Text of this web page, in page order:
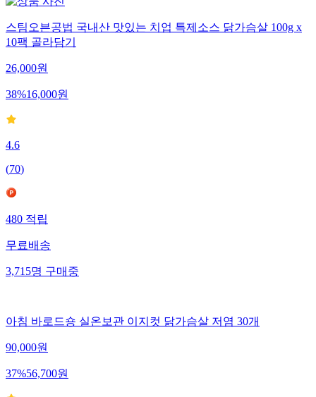
스팀오븐공법 국내산 맛있는 치업 특제소스 닭가슴살 100g x
10팩 골라담기
26,000원
38%16,000원
4.6
(70)
480적립
무료배송
3,715명구매중
아침 바로드숑 실온보관 이지컷 닭가슴살 저염 30개
90,000원
37%56,700원